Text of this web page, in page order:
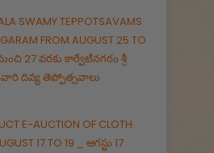
SWAMY TEPPOTSAVAMS
FROM AUGUST 25 TO
27 వరకు కార్వేటినగరం శ్రీ
దివ్య తెప్పోత్సవాలు
E-AUCTION OF CLOTH
17 TO 19 _ ఆగస్టు 17